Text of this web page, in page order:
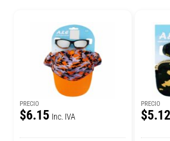
PRECIO
$6.15 Inc. IVA
PRECIO
$5.12